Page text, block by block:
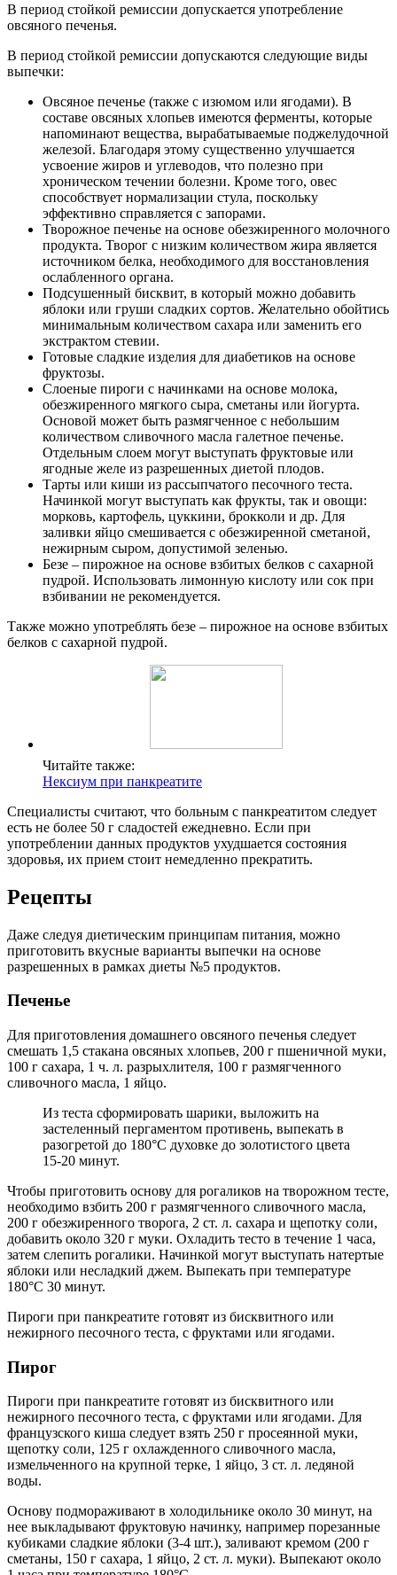
В период стойкой ремиссии допускается употребление
овсяного печенья.
В период стойкой ремиссии допускаются следующие виды
выпечки:
Овсяное печенье (также с изюмом или ягодами). В
составе овсяных хлопьев имеются ферменты, которые
напоминают вещества, вырабатываемые поджелудочной
железой. Благодаря этому существенно улучшается
усвоение жиров и углеводов, что полезно при
хроническом течении болезни. Кроме того, овес
способствует нормализации стула, поскольку
эффективно справляется с запорами.
Творожное печенье на основе обезжиренного молочного
продукта. Творог с низким количеством жира является
источником белка, необходимого для восстановления
ослабленного органа.
Подсушенный бисквит, в который можно добавить
яблоки или груши сладких сортов. Желательно обойтись
минимальным количеством сахара или заменить его
экстрактом стевии.
Готовые сладкие изделия для диабетиков на основе
фруктозы.
Слоеные пироги с начинками на основе молока,
обезжиренного мягкого сыра, сметаны или йогурта.
Основой может быть размягченное с небольшим
количеством сливочного масла галетное печенье.
Отдельным слоем могут выступать фруктовые или
ягодные желе из разрешенных диетой плодов.
Тарты или киши из рассыпчатого песочного теста.
Начинкой могут выступать как фрукты, так и овощи:
морковь, картофель, цуккини, брокколи и др. Для
заливки яйцо смешивается с обезжиренной сметаной,
нежирным сыром, допустимой зеленью.
Безе – пирожное на основе взбитых белков с сахарной
пудрой. Использовать лимонную кислоту или сок при
взбивании не рекомендуется.
Также можно употреблять безе – пирожное на основе взбитых
белков с сахарной пудрой.
Читайте также:
Нексиум при панкреатите
Специалисты считают, что больным с панкреатитом следует
есть не более 50 г сладостей ежедневно. Если при
употреблении данных продуктов ухудшается состояния
здоровья, их прием стоит немедленно прекратить.
Рецепты
Даже следуя диетическим принципам питания, можно
приготовить вкусные варианты выпечки на основе
разрешенных в рамках диеты №5 продуктов.
Печенье
Для приготовления домашнего овсяного печенья следует
смешать 1,5 стакана овсяных хлопьев, 200 г пшеничной муки,
100 г сахара, 1 ч. л. разрыхлителя, 100 г размягченного
сливочного масла, 1 яйцо.
Из теста сформировать шарики, выложить на
застеленный пергаментом противень, выпекать в
разогретой до 180°С духовке до золотистого цвета
15-20 минут.
Чтобы приготовить основу для рогаликов на творожном тесте,
необходимо взбить 200 г размягченного сливочного масла,
200 г обезжиренного творога, 2 ст. л. сахара и щепотку соли,
добавить около 320 г муки. Охладить тесто в течение 1 часа,
затем слепить рогалики. Начинкой могут выступать натертые
яблоки или несладкий джем. Выпекать при температуре
180°С 30 минут.
Пироги при панкреатите готовят из бисквитного или
нежирного песочного теста, с фруктами или ягодами.
Пирог
Пироги при панкреатите готовят из бисквитного или
нежирного песочного теста, с фруктами или ягодами. Для
французского киша следует взять 250 г просеянной муки,
щепотку соли, 125 г охлажденного сливочного масла,
измельченного на крупной терке, 1 яйцо, 3 ст. л. ледяной
воды.
Основу подмораживают в холодильнике около 30 минут, на
нее выкладывают фруктовую начинку, например порезанные
кубиками сладкие яблоки (3-4 шт.), заливают кремом (200 г
сметаны, 150 г сахара, 1 яйцо, 2 ст. л. муки). Выпекают около